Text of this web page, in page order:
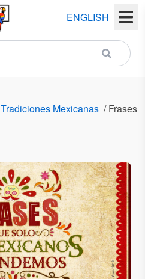
ENGLISH
Tradiciones Mexicanas /Frases